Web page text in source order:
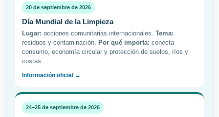
20 de septiembre de 2026
Día Mundial de la Limpieza
Lugar: acciones comunitarias internacionales. Tema:
residuos y contaminación. Por qué importa: conecta
consumo, economía circular y protección de suelos, ríos y
costas.
Información oficial →
24–25 de septiembre de 2026